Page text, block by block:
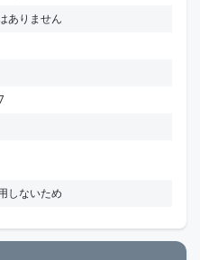
ありません
しないため